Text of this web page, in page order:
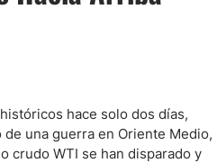
hace solo dos días,
una guerra en Oriente Medio,
crudo WTI se han disparado y